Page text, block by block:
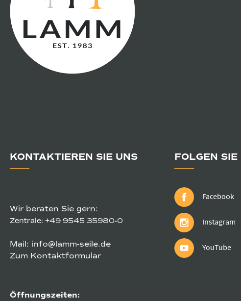
KONTAKTIEREN SIE UNS
Wir beraten Sie gern:
Zentrale: +49 9545 35980-0
Mail: info@lamm-seile.de
Zum Kontaktformular
Öffnungszeiten:
FOLGEN SIE
Facebook
Instagram
YouTube